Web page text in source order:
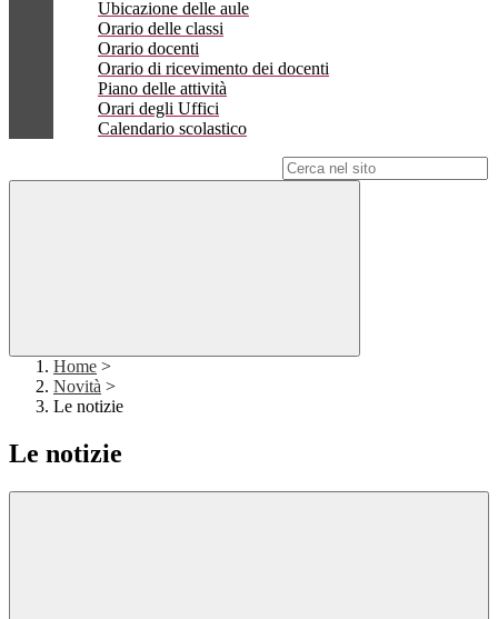
Ubicazione delle aule
Orario delle classi
Orario docenti
Orario di ricevimento dei docenti
Piano delle attività
Orari degli Uffici
Calendario scolastico
Home >
Novità >
Le notizie
Le notizie